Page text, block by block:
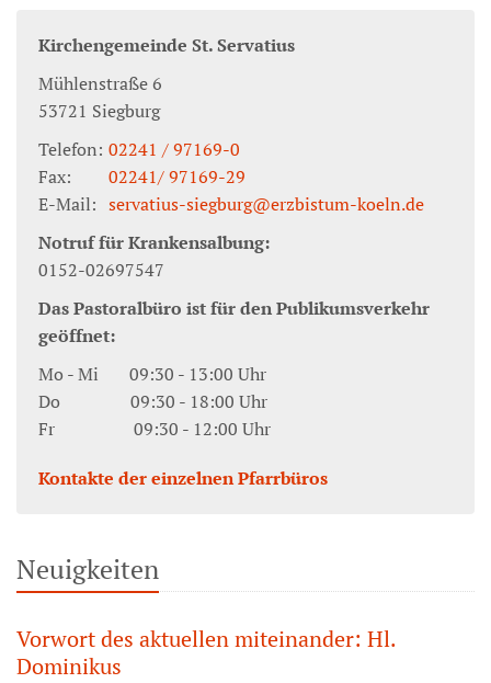
Kirchengemeinde St. Servatius
Mühlenstraße 6
53721 Siegburg
Telefon: 02241 / 97169-0
Fax:
02241/ 97169-29
E-Mail: servatius-siegburg@erzbistum-koeln.de
Notruf für Krankensalbung:
0152-02697547
Das Pastoralbüro ist für den Publikumsverkehr
geöffnet:
Mo - Mi 09:30 - 13:00 Uhr
Do 09:30 - 18:00 Uhr
Fr 09:30 - 12:00 Uhr
Kontakte der einzelnen Pfarrbüros
Neuigkeiten
Vorwort des aktuellen miteinander: Hl.
Dominikus